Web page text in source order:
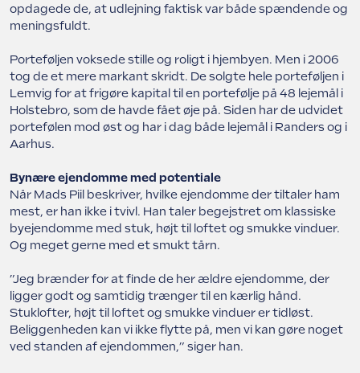
opdagede de, at udlejning faktisk var både spændende og
meningsfuldt.
Porteføljen voksede stille og roligt i hjembyen. Men i 2006
tog de et mere markant skridt. De solgte hele porteføljen i
Lemvig for at frigøre kapital til en portefølje på 48 lejemål i
Holstebro, som de havde fået øje på. Siden har de udvidet
portefølen mod øst og har i dag både lejemål i Randers og i
Aarhus.
Bynære ejendomme med potentiale
Når Mads Piil beskriver, hvilke ejendomme der tiltaler ham
mest, er han ikke i tvivl. Han taler begejstret om klassiske
byejendomme med stuk, højt til loftet og smukke vinduer.
Og meget gerne med et smukt tårn.
”Jeg brænder for at finde de her ældre ejendomme, der
ligger godt og samtidig trænger til en kærlig hånd.
Stuklofter, højt til loftet og smukke vinduer er tidløst.
Beliggenheden kan vi ikke flytte på, men vi kan gøre noget
ved standen af ejendommen,” siger han.